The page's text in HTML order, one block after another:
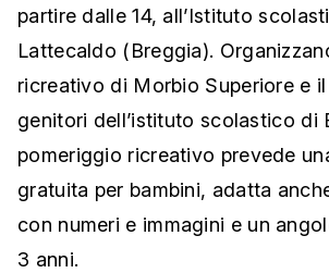
partire dalle 14, all’Istituto
Lattecaldo (Breggia).
ricreativo di Morbio Superiore e
genitori dell’istituto scolastico di
pomeriggio ricreativo prevede
gratuita per bambini, adatta
con numeri e immagini e un
3 anni.